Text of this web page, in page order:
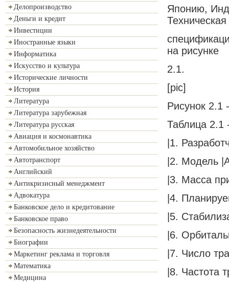
Делопроизводство
Деньги и кредит
Инвестиции
Иностранные языки
Информатика
Искусство и культура
Исторические личности
История
Литература
Литература зарубежная
Литература русская
Авиация и космонавтика
Автомобильное хозяйство
Автотранспорт
Английский
Антикризисный менеджмент
Адвокатура
Банковское дело и кредитование
Банковское право
Безопасность жизнедеятельности
Биографии
Маркетинг реклама и торговля
Математика
Медицина
Японию,
Техническая
на рисунке
2.1.
[pic]
Рисунок 2.1
Таблица 2.1
|1.
|2. Модель
|3. Масса
|4.
|5.
|6.
|7. Число
|8. Частота